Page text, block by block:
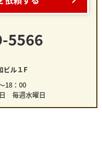
5566
ビル１F
18：00
毎週水曜日